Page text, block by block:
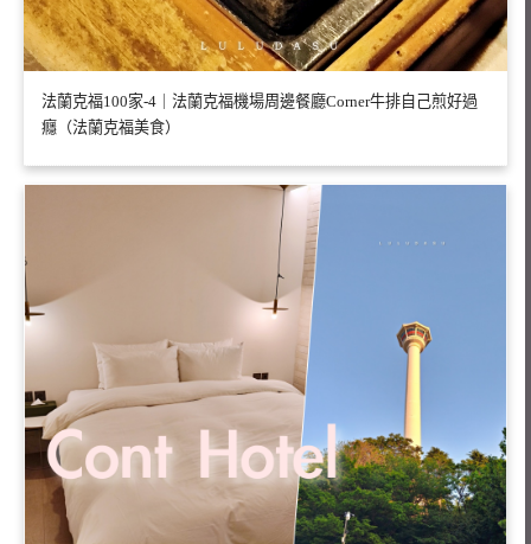
法蘭克福100家-4｜法蘭克福機場周邊餐廳Corner牛排自己煎好過
癮（法蘭克福美食）